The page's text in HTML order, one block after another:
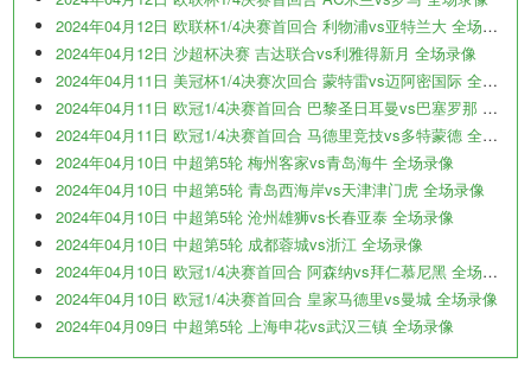
2024年04月12日 欧联杯1/4决赛首回合 利物浦vs亚特兰大 全场录像
2024年04月12日 沙超杯决赛 吉达联合vs利雅得新月 全场录像
2024年04月11日 美冠杯1/4决赛次回合 蒙特雷vs迈阿密国际 全场录像
2024年04月11日 欧冠1/4决赛首回合 巴黎圣日耳曼vs巴塞罗那 全场录像
2024年04月11日 欧冠1/4决赛首回合 马德里竞技vs多特蒙德 全场录像
2024年04月10日 中超第5轮 梅州客家vs青岛海牛 全场录像
2024年04月10日 中超第5轮 青岛西海岸vs天津津门虎 全场录像
2024年04月10日 中超第5轮 沧州雄狮vs长春亚泰 全场录像
2024年04月10日 中超第5轮 成都蓉城vs浙江 全场录像
2024年04月10日 欧冠1/4决赛首回合 阿森纳vs拜仁慕尼黑 全场录像
2024年04月10日 欧冠1/4决赛首回合 皇家马德里vs曼城 全场录像
2024年04月09日 中超第5轮 上海申花vs武汉三镇 全场录像